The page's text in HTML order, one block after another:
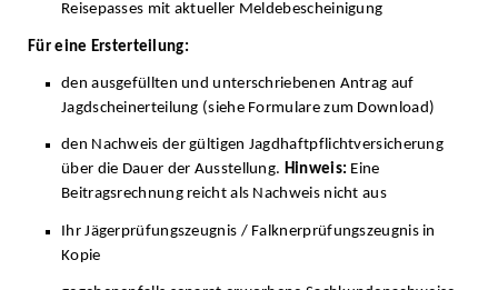
Reisepasses mit aktueller Meldebescheinigung
Für eine Ersterteilung:
den ausgefüllten und unterschriebenen Antrag auf
Jagdscheinerteilung (siehe Formulare zum Download)
den Nachweis der gültigen Jagdhaftpflichtversicherung
über die Dauer der Ausstellung. Hinweis: Eine
Beitragsrechnung reicht als Nachweis nicht aus
Ihr Jägerprüfungszeugnis / Falknerprüfungszeugnis in
Kopie